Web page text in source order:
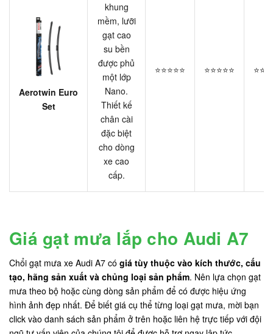
Aerotwin Euro
Set
khung
mềm, lưỡi
gạt cao
su bền
được phủ
một lớp
Nano.
Thiết kế
chân cài
đặc biệt
cho dòng
xe cao
cấp.
⭐⭐⭐⭐⭐ ⭐⭐⭐⭐⭐
Giá gạt mưa lắp cho Audi A7
Chổi gạt mưa xe Audi A7 có giá tùy thuộc vào kích thước, cấu
tạo, hãng sản xuất và chủng loại sản phẩm. Nên lựa chọn gạt
mưa theo bộ hoặc cùng dòng sản phẩm để có được hiệu ứng
hình ảnh đẹp nhất. Để biết giá cụ thể từng loại gạt mưa, mời bạn
click vào danh sách sản phẩm ở trên hoặc liên hệ trực tiếp với đội